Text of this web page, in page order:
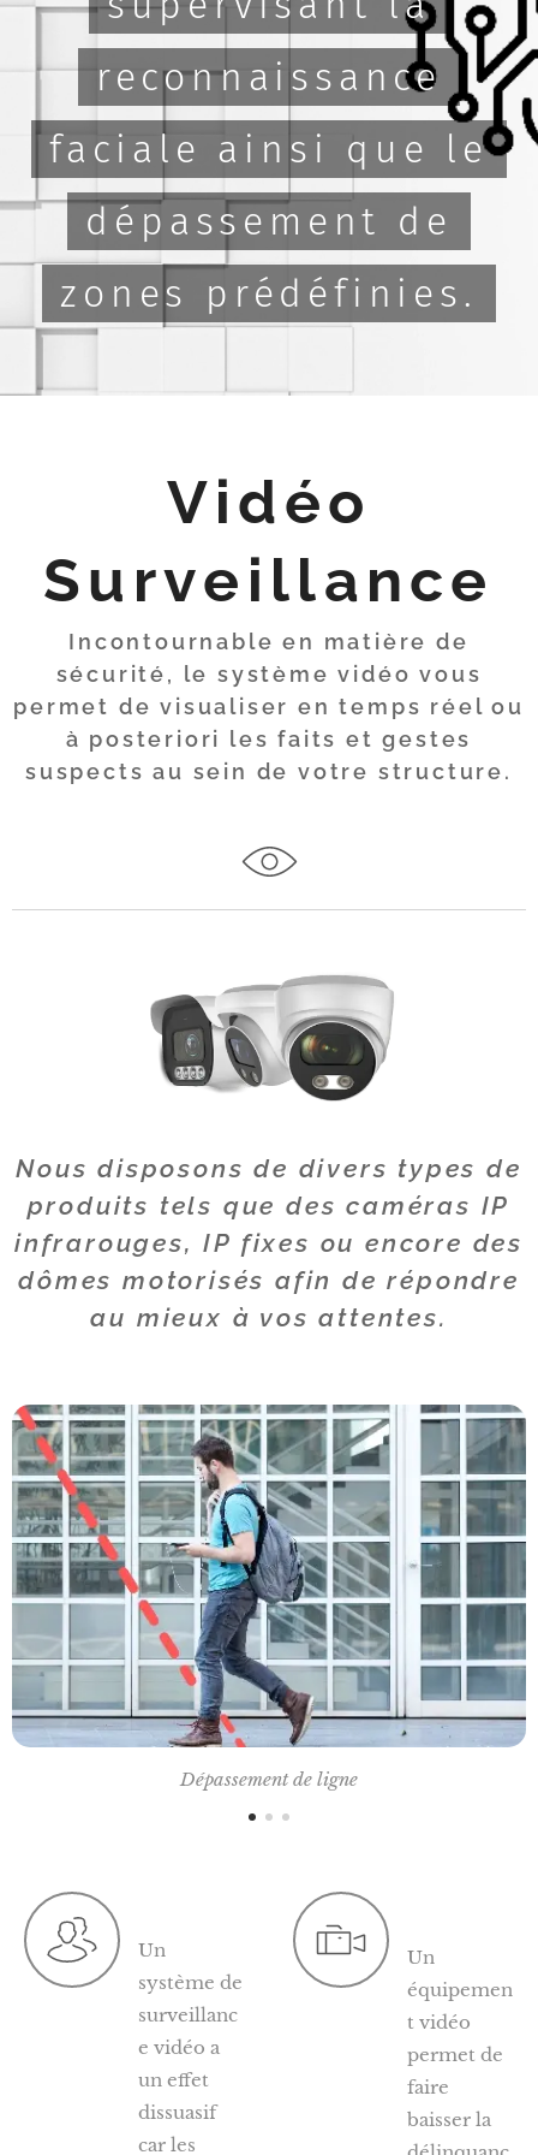
reconnaissance
faciale ainsi que le
dépassement de
zones prédéfinies.
Vidéo
Surveillance
Incontournable en matière de
sécurité, le système vidéo vous
permet de visualiser en temps réel ou
à posteriori les faits et gestes
suspects au sein de votre structure.
Nous disposons de divers types de
produits tels que des caméras IP
infrarouges, IP fixes ou encore des
dômes motorisés afin de répondre
au mieux à vos attentes.
Dépassement de ligne
Un
système de
surveillanc
e vidéo a
un effet
dissuasif
car les
Un
équipemen
t vidéo
permet de
faire
baisser la